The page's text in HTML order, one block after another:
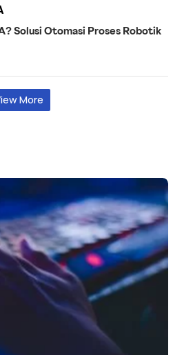
Solusi Otomasi Proses Robotik
More